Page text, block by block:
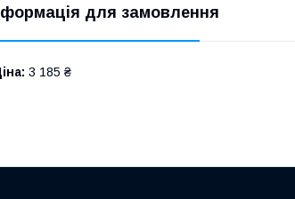
для замовлення
3 185 ₴